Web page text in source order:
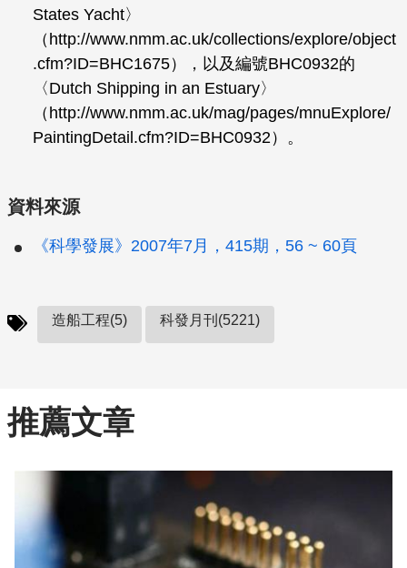
States Yacht〉
（http://www.nmm.ac.uk/collections/explore/object
.cfm?ID=BHC1675），以及編號BHC0932的
〈Dutch Shipping in an Estuary〉
（http://www.nmm.ac.uk/mag/pages/mnuExplore/
PaintingDetail.cfm?ID=BHC0932）。
資料來源
《科學發展》2007年7月，415期，56 ~ 60頁
造船工程(5) 科發月刊(5221)
推薦文章